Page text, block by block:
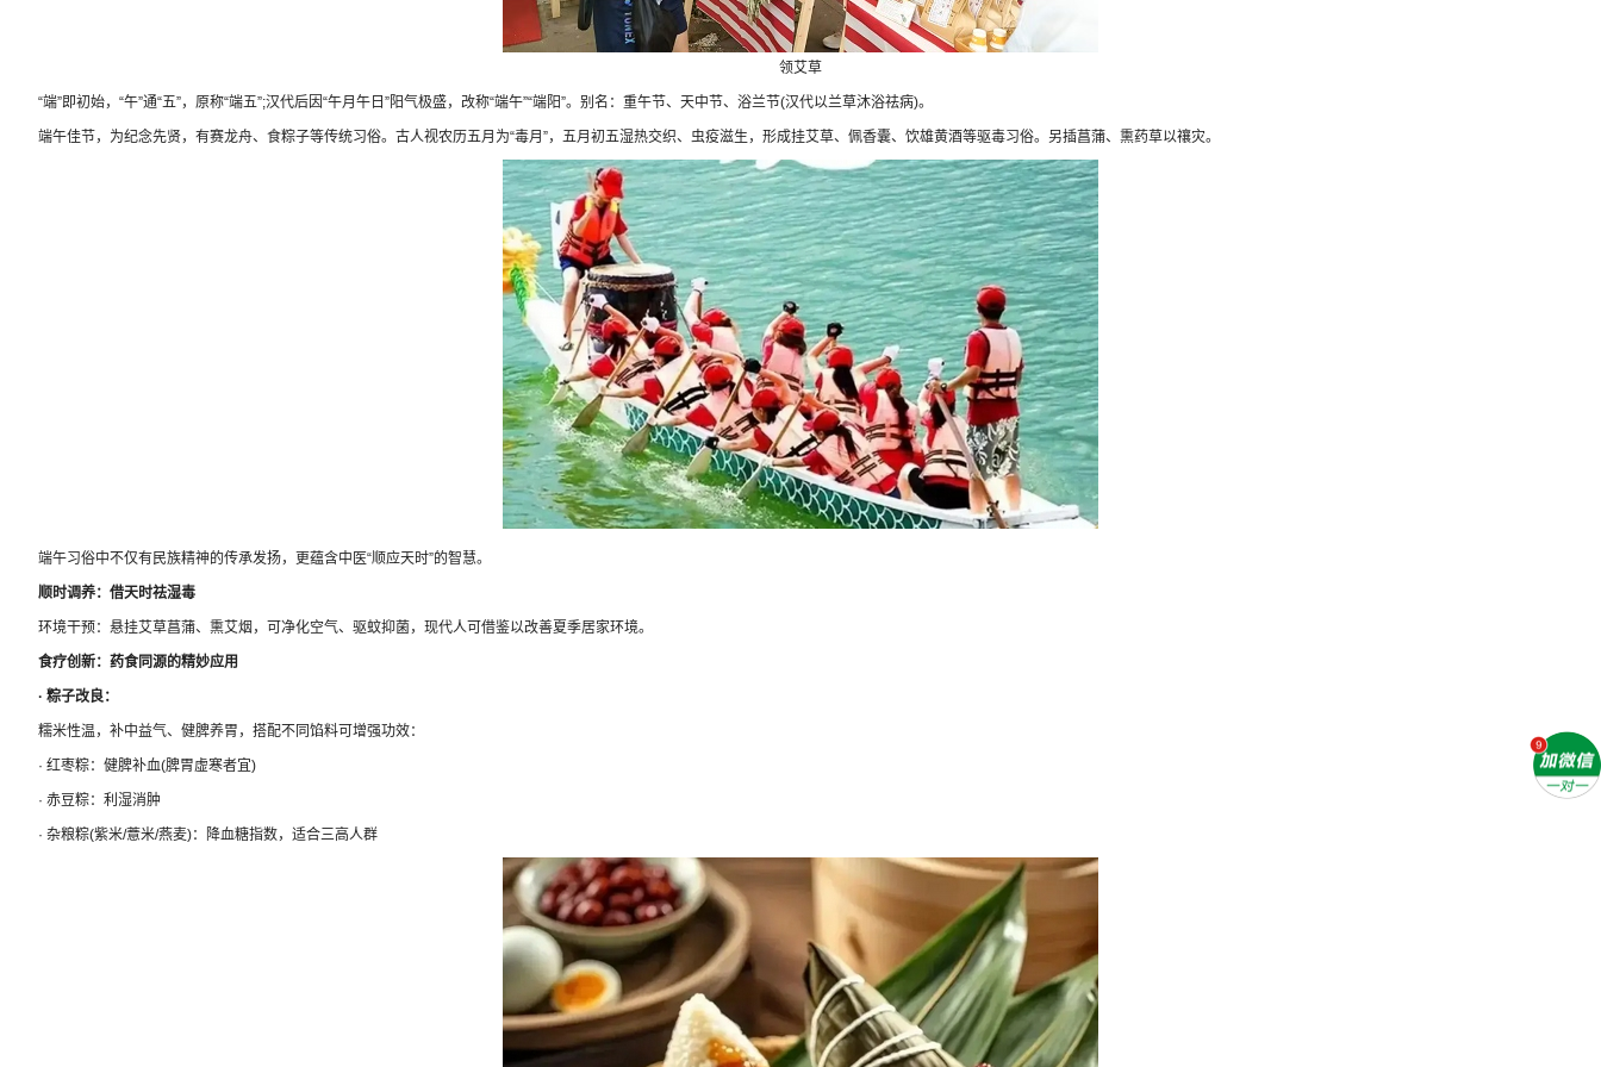
领艾草
“端”即初始，“午”通“五”，原称“端五”;汉代后因“午月午日”阳气极盛，改称“端午”“端阳”。别名：重午节、天中节、浴兰节(汉代以兰草沐浴祛病)。
端午佳节，为纪念先贤，有赛龙舟、食粽子等传统习俗。古人视农历五月为“毒月”，五月初五湿热交织、虫疫滋生，形成挂艾草、佩香囊、饮雄黄酒等驱毒习俗。另插菖蒲、熏药草以禳灾。
端午习俗中不仅有民族精神的传承发扬，更蕴含中医“顺应天时”的智慧。
顺时调养：借天时祛湿毒
环境干预：悬挂艾草菖蒲、熏艾烟，可净化空气、驱蚊抑菌，现代人可借鉴以改善夏季居家环境。
食疗创新：药食同源的精妙应用
· 粽子改良：
糯米性温，补中益气、健脾养胃，搭配不同馅料可增强功效：
· 红枣粽：健脾补血(脾胃虚寒者宜)
· 赤豆粽：利湿消肿
· 杂粮粽(紫米/薏米/燕麦)：降血糖指数，适合三高人群